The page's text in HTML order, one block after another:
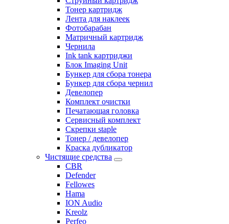
Тонер картридж
Лента для наклеек
Фотобарабан
Матричный картридж
Чернила
Ink tank картриджи
Блок Imaging Unit
Бункер для сбора тонера
Бункер для сбора чернил
Девелопер
Комплект очистки
Печатающая головка
Сервисный комплект
Скрепки staple
Тонер / девелопер
Краска дубликатор
Чистящие средства
CBR
Defender
Fellowes
Hama
ION Audio
Kreolz
Perfeo